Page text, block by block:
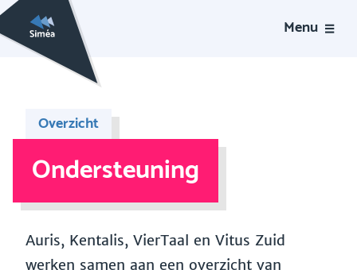
Menu
Overzicht
Ondersteuning
Auris, Kentalis, VierTaal en Vitus Zuid
werken samen aan een overzicht van